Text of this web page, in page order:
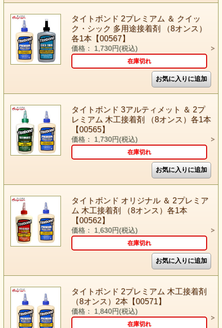
タイトボンド 2プレミアム ＆ クイッ
ク・シック 多用途接着剤 （8オンス）
各1本【00567】
価格： 1,730円(税込)
在庫切れ
タイトボンド 3アルティメット ＆ 2プ
レミアム 木工接着剤 （8オンス）各1本
【00565】
価格： 1,730円(税込)
在庫切れ
タイトボンド オリジナル ＆ 2プレミア
ム 木工接着剤 （8オンス）各1本
【00562】
価格： 1,630円(税込)
在庫切れ
タイトボンド 2プレミアム 木工接着剤
（8オンス）2本【00571】
価格： 1,840円(税込)
在庫切れ